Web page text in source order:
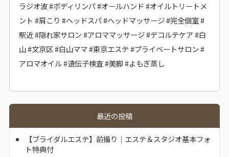
ラジオ波 #ボディリンパ #オールハンド #オイルトリートメ
ント #肩こり #ヘッドスパ #ヘッドマッサージ #完全個室 #
駅近 #隠れ家サロン #アロママッサージ #デコルテケア #白
山 #文京区 #白山ママ #東京エステ #プライベートサロン #
アロマオイル #遺伝子検査 #美脚 #よもぎ蒸し
最近の投稿
【ブライダルエステ】前撮り｜エステ＆スタジオ基本フォ
ト特典付